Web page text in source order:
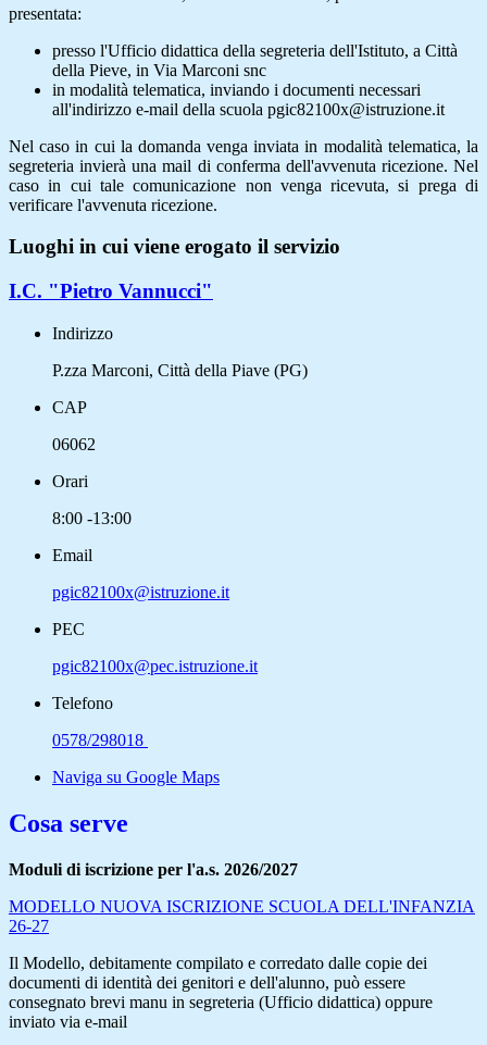
presentata:
presso l'Ufficio didattica della segreteria dell'Istituto, a Città
della Pieve, in Via Marconi snc
in modalità telematica, inviando i documenti necessari
all'indirizzo e-mail della scuola pgic82100x@istruzione.it
Nel caso in cui la domanda venga inviata in modalità telematica, la
segreteria invierà una mail di conferma dell'avvenuta ricezione. Nel
caso in cui tale comunicazione non venga ricevuta, si prega di
verificare l'avvenuta ricezione.
Luoghi in cui viene erogato il servizio
I.C. "Pietro Vannucci"
Indirizzo
P.zza Marconi, Città della Piave (PG)
CAP
06062
Orari
8:00 -13:00
Email
pgic82100x@istruzione.it
PEC
pgic82100x@pec.istruzione.it
Telefono
0578/298018
Naviga su Google Maps
Cosa serve
Moduli di iscrizione per l'a.s. 2026/2027
MODELLO NUOVA ISCRIZIONE SCUOLA DELL'INFANZIA
26-27
Il Modello, debitamente compilato e corredato dalle copie dei
documenti di identità dei genitori e dell'alunno, può essere
consegnato brevi manu in segreteria (Ufficio didattica) oppure
inviato via e-mail